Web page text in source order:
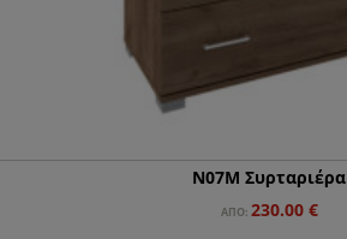
Ν07Μ Συρταριέρα
ΑΠΌ: 230.00 €